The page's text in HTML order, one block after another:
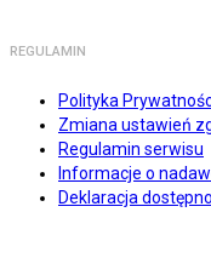
REGULAMIN
Polityka
Zmiana ustawień
Regulamin serwisu
Informacje o
Deklaracja